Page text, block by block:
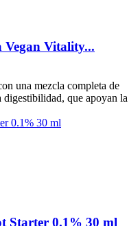
Vitality...
una mezcla completa de
digestibilidad, que apoyan la
Starter 0.1% 30 ml